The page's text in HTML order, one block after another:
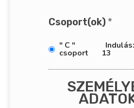
Csoport(ok) *
" C "
csoport 13